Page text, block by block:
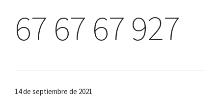
67 67 67 927
14 de septiembre de 2021